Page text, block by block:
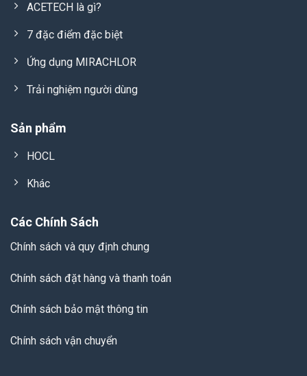
ACETECH là gì?
7 đặc điểm đặc biệt
Ứng dụng MIRACHLOR
Trải nghiệm người dùng
Sản phẩm
HOCL
Khác
Các Chính Sách
Chính sách và quy định chung
Chính sách đặt hàng và thanh toán
Chính sách bảo mật thông tin
Chính sách vận chuyển